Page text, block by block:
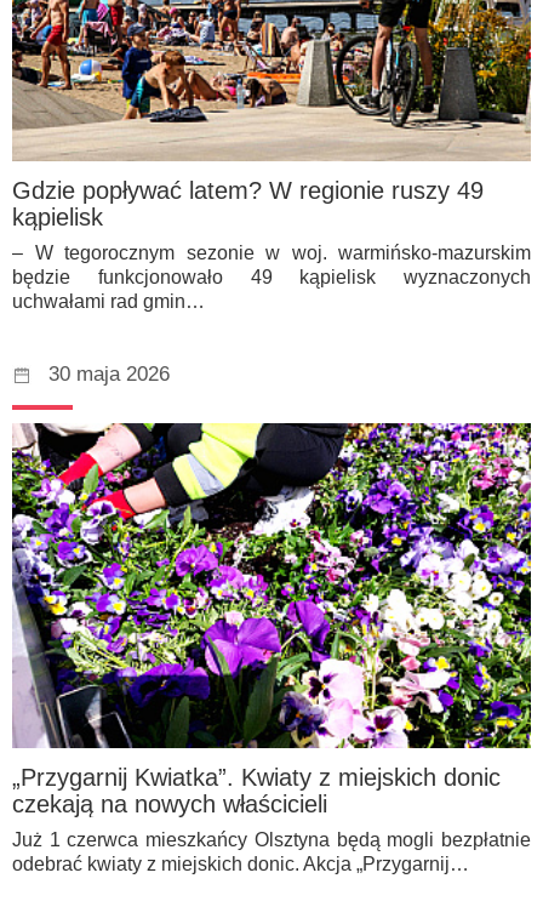
Gdzie popływać latem? W regionie ruszy 49
kąpielisk
– W tegorocznym sezonie w woj. warmińsko-mazurskim
będzie funkcjonowało 49 kąpielisk wyznaczonych
uchwałami rad gmin…
30 maja 2026
„Przygarnij Kwiatka”. Kwiaty z miejskich donic
czekają na nowych właścicieli
Już 1 czerwca mieszkańcy Olsztyna będą mogli bezpłatnie
odebrać kwiaty z miejskich donic. Akcja „Przygarnij…